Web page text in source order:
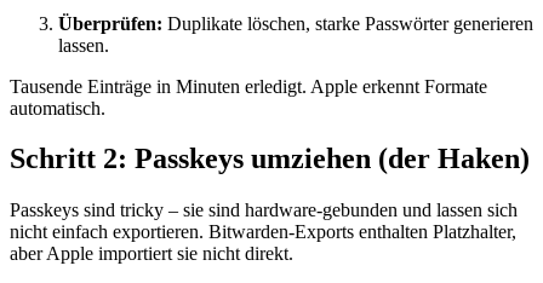
Überprüfen: Duplikate löschen, starke Passwörter generieren
lassen.
Tausende Einträge in Minuten erledigt. Apple erkennt Formate
automatisch.
Schritt 2: Passkeys umziehen (der Haken)
Passkeys sind tricky – sie sind hardware-gebunden und lassen sich
nicht einfach exportieren. Bitwarden-Exports enthalten Platzhalter,
aber Apple importiert sie nicht direkt.